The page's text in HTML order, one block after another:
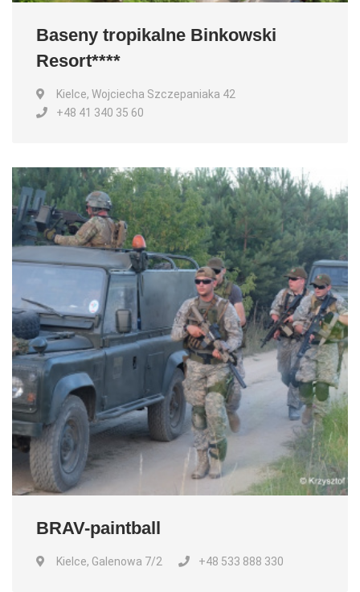
Baseny tropikalne Binkowski
Resort****
Kielce, Wojciecha Szczepaniaka 42
+48 41 340 35 60
BRAV-paintball
Kielce, Galenowa 7/2 +48 533 888 330